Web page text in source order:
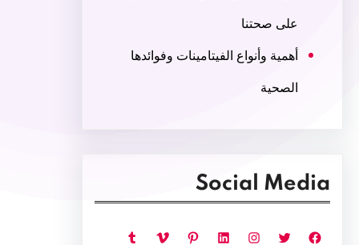
على صحتنا
أهمية وأنواع الفيتامينات وفوائدها
الصحية
Social Media
فيسبوك تويتر إنستجرام لينكد إن بينتريست فيميو تمبلر